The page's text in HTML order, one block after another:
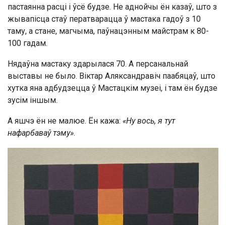
пастаянна расці і ўсё будзе. Не аднойчы ён казаў, што з
жывапісца стаў ператварацца ў мастака гадоў з 10
таму, а стане, магчыма, паўнацэнным майстрам к 80-
100 гадам.
Нядаўна мастаку здарылася 70. А персанальнай
выставы не было. Віктар Аляксандравіч паабяцаў, што
хутка яна адбудзецца ў Мастацкім музеі, і там ён будзе
зусім іншым.
А яшчэ ён не малюе. Ён кажа: «Ну вось, я тут
нафарбаваў тэму».